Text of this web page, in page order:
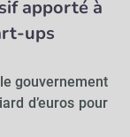
apporté à
ups
gouvernement
d’euros pour